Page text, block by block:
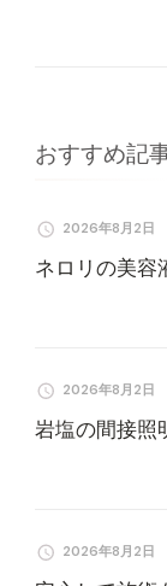
ョ
おすすめ記
2026年8月2日
ネロリの美容
2026年8月2日
岩塩の間接照
2026年8月2日